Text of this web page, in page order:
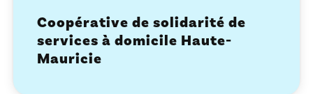
Coopérative de solidarité de
services à domicile Haute-
Mauricie